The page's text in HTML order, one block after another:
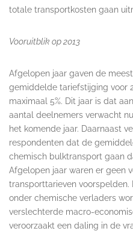
totale transportkosten gaan
Vooruitblik op 2013
Afgelopen jaar gaven de
gemiddelde tariefstijging voor
maximaal 5%. Dit jaar is dat
aantal deelnemers verwacht
het komende jaar. Daarnaast
respondenten dat de
chemisch bulktransport gaan
Afgelopen jaar waren er geen
transporttarieven voorspelden.
onder chemische verladers
verslechterde macro-
veroorzaakt een daling in de